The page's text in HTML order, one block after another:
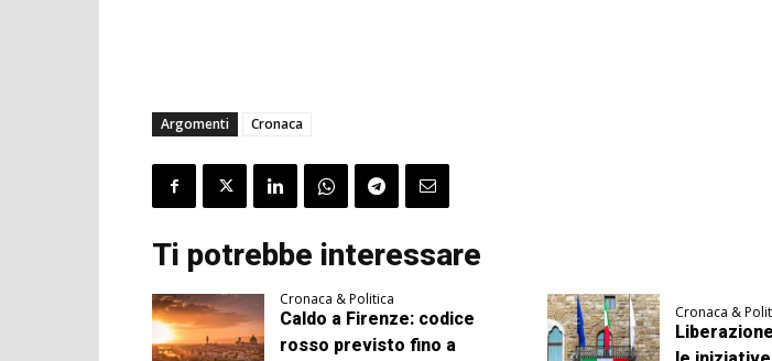
Argomenti Cronaca
Ti potrebbe interessare
Cronaca & Politica
Caldo a Firenze: codice
rosso previsto fino a
Cronaca &